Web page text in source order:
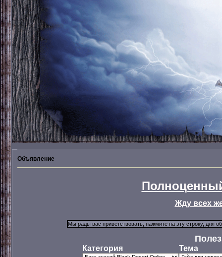
Объявление
Жду всех
Категория Тема